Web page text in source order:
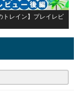
トレイン】プレイレビ